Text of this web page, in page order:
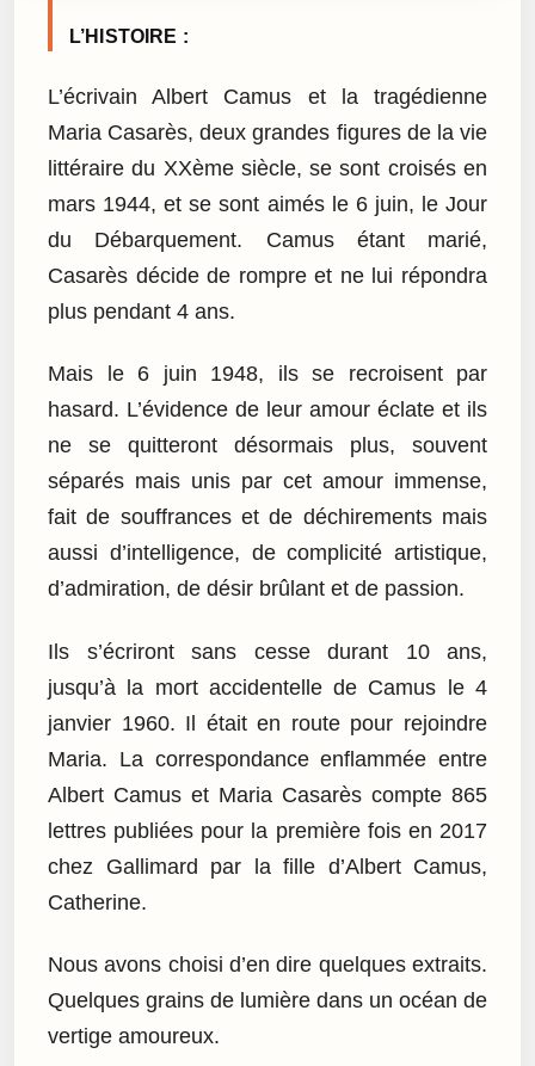
L’HISTOIRE :
L’écrivain Albert Camus et la tragédienne
Maria Casarès, deux grandes figures de la vie
littéraire du XXème siècle, se sont croisés en
mars 1944, et se sont aimés le 6 juin, le Jour
du Débarquement. Camus étant marié,
Casarès décide de rompre et ne lui répondra
plus pendant 4 ans.
Mais le 6 juin 1948, ils se recroisent par
hasard. L’évidence de leur amour éclate et ils
ne se quitteront désormais plus, souvent
séparés mais unis par cet amour immense,
fait de souffrances et de déchirements mais
aussi d’intelligence, de complicité artistique,
d’admiration, de désir brûlant et de passion.
Ils s’écriront sans cesse durant 10 ans,
jusqu’à la mort accidentelle de Camus le 4
janvier 1960. Il était en route pour rejoindre
Maria. La correspondance enflammée entre
Albert Camus et Maria Casarès compte 865
lettres publiées pour la première fois en 2017
chez Gallimard par la fille d’Albert Camus,
Catherine.
Nous avons choisi d’en dire quelques extraits.
Quelques grains de lumière dans un océan de
vertige amoureux.